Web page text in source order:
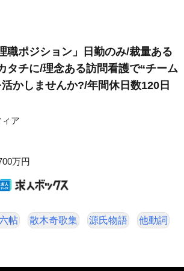
職ポジション」日勤のみ/裁量ある
タチに/理念ある訪問看護で“チーム
かしませんか?/年間休日数120日
ア
万円
帖 散木奇歌集 源氏物語 他動詞